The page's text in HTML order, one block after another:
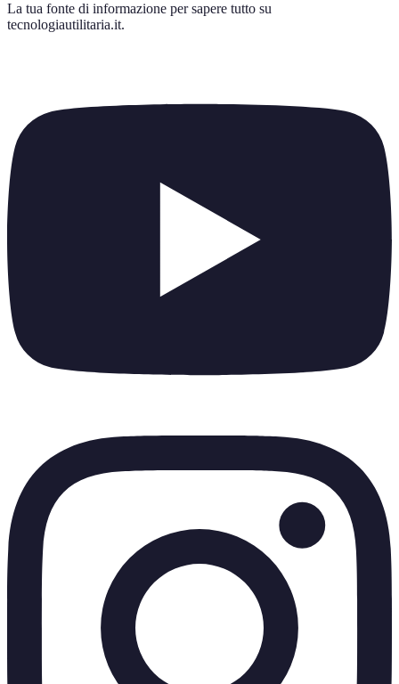
La tua fonte di informazione per sapere tutto su
tecnologiautilitaria.it.